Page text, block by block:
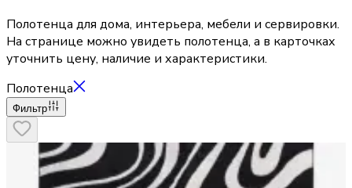
Полотенца для дома, интерьера, мебели и сервировки.
На странице можно увидеть полотенца, а в карточках
уточнить цену, наличие и характеристики.
Полотенца
Фильтр